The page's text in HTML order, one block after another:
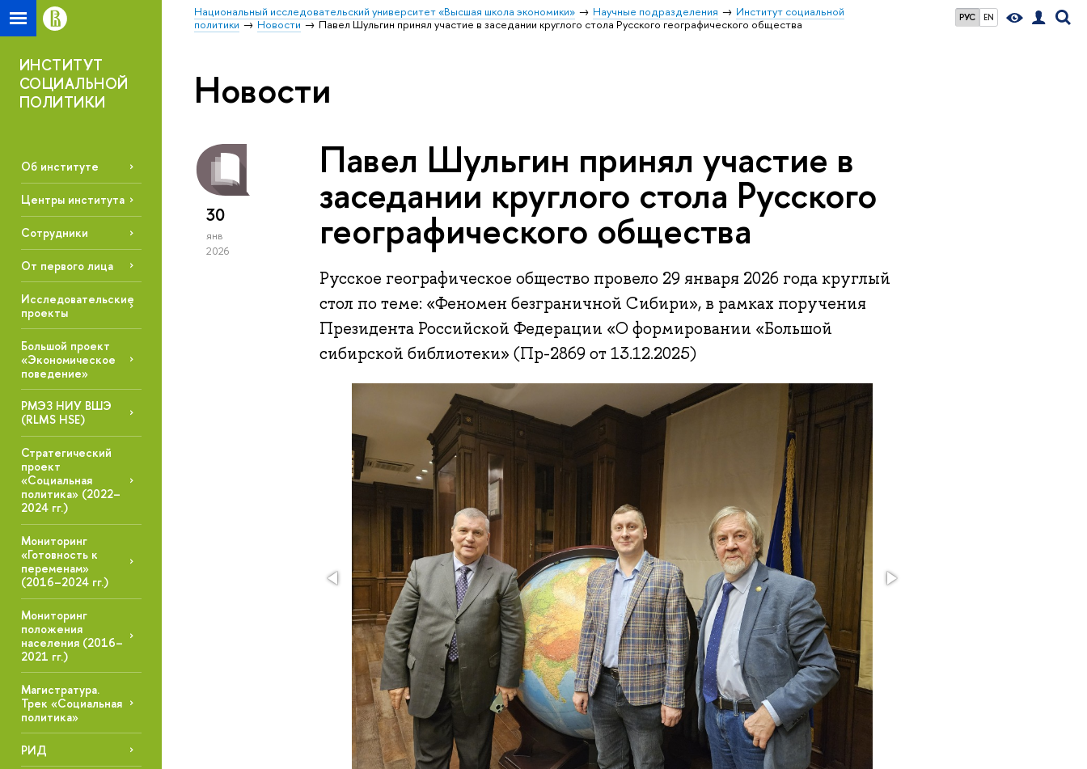
РУС EN
Национальный исследовательский университет «Высшая школа экономики» Научные подразделения
Институт социальной
политики
Новости Павел Шульгин принял участие в заседании круглого стола Русского географического общества
ИНСТИТУТ
СОЦИАЛЬНОЙ
ПОЛИТИКИ
Об институте
Центры института
Сотрудники
От первого лица
Исследовательские
проекты
Большой проект
«Экономическое
поведение»
РМЭЗ НИУ ВШЭ
(RLMS HSE)
Стратегический
проект
«Социальная
политика» (2022–
2024 гг.)
Мониторинг
«Готовность к
переменам»
(2016–2024 гг.)
Мониторинг
положения
населения (2016–
2021 гг.)
Магистратура.
Трек «Социальная
политика»
РИД
Новости
30
янв
2026
Павел Шульгин принял участие в
заседании круглого стола Русского
географического общества
Русское географическое общество провело 29 января 2026 года круглый
стол по теме: «Феномен безграничной Сибири», в рамках поручения
Президента Российской Федерации «О формировании «Большой
сибирской библиотеки» (Пр-2869 от 13.12.2025)